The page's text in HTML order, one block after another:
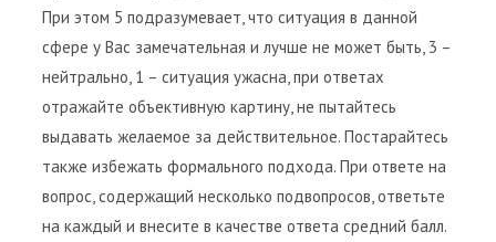
При этом 5 подразумевает, что ситуация в данной
сфере у Вас замечательная и лучше не может быть, 3 –
нейтрально, 1 – ситуация ужасна, при ответах
отражайте объективную картину, не пытайтесь
выдавать желаемое за действительное. Постарайтесь
также избежать формального подхода. При ответе на
вопрос, содержащий несколько подвопросов, ответьте
на каждый и внесите в качестве ответа средний балл.